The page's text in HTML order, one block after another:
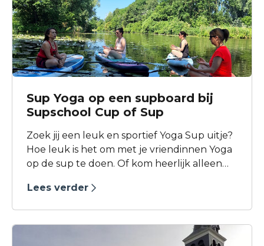
Sup Yoga op een supboard bij
Supschool Cup of Sup
Zoek jij een leuk en sportief Yoga Sup uitje?
Hoe leuk is het om met je vriendinnen Yoga
op de sup te doen. Of kom heerlijk alleen
vind je onze maandelijkse yoga lessen!
Lees verder